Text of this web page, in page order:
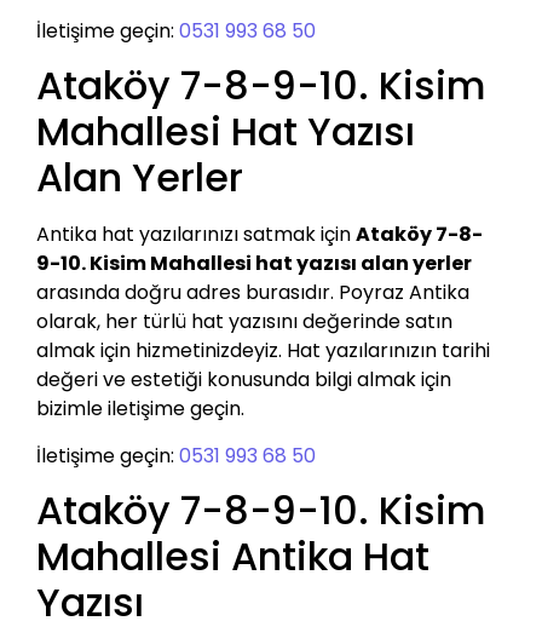
İletişime geçin: 0531 993 68 50
Ataköy 7-8-9-10. Kisim
Mahallesi Hat Yazısı
Alan Yerler
Antika hat yazılarınızı satmak içinAtaköy 7-8-
9-10. Kisim Mahallesi hat yazısı alan yerler
arasında doğru adres burasıdır. Poyraz Antika
olarak, her türlü hat yazısını değerinde satın
almak için hizmetinizdeyiz. Hat yazılarınızın tarihi
değeri ve estetiği konusunda bilgi almak için
bizimle iletişime geçin.
İletişime geçin: 0531 993 68 50
Ataköy 7-8-9-10. Kisim
Mahallesi Antika Hat
Yazısı